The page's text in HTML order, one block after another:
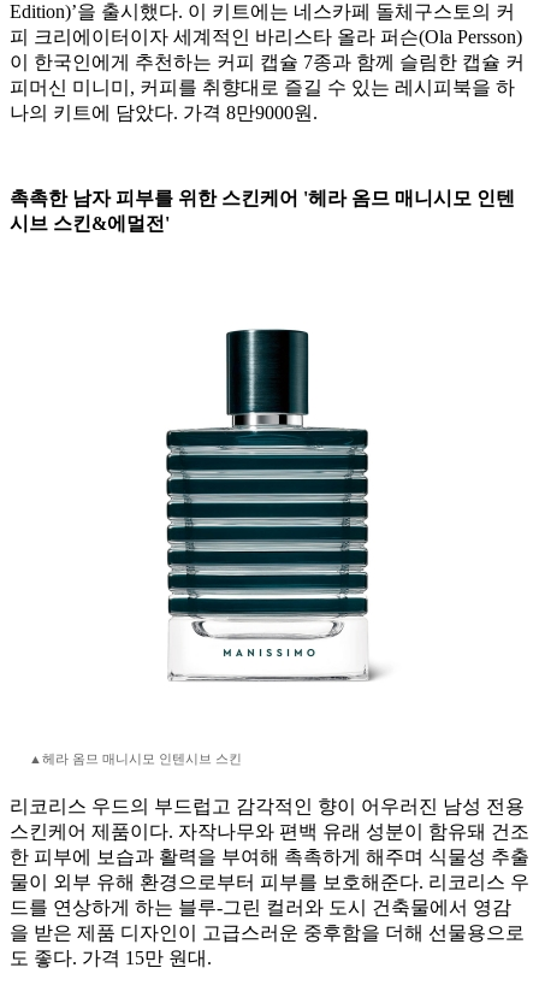
Edition)’을 출시했다. 이 키트에는 네스카페 돌체구스토의 커
피 크리에이터이자 세계적인 바리스타 올라 퍼슨(Ola Persson)
이 한국인에게 추천하는 커피 캡슐 7종과 함께 슬림한 캡슐 커
피머신 미니미, 커피를 취향대로 즐길 수 있는 레시피북을 하
나의 키트에 담았다. 가격 8만9000원.
촉촉한 남자 피부를 위한 스킨케어 '헤라 옴므 매니시모 인텐
시브 스킨&에멀전'
▲헤라 옴므 매니시모 인텐시브 스킨
리코리스 우드의 부드럽고 감각적인 향이 어우러진 남성 전용
스킨케어 제품이다. 자작나무와 편백 유래 성분이 함유돼 건조
한 피부에 보습과 활력을 부여해 촉촉하게 해주며 식물성 추출
물이 외부 유해 환경으로부터 피부를 보호해준다. 리코리스 우
드를 연상하게 하는 블루-그린 컬러와 도시 건축물에서 영감
을 받은 제품 디자인이 고급스러운 중후함을 더해 선물용으로
도 좋다. 가격 15만 원대.